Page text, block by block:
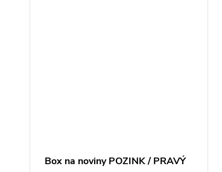
Box na noviny POZINK / PRAVÝ